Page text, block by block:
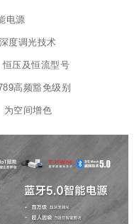
电源
度调光技术
压及恒流型号
高频豁免级别
为空间增色